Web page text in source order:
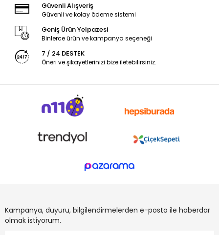
Güvenli Alışveriş
Güvenli ve kolay ödeme sistemi
Geniş Ürün Yelpazesi
Binlerce ürün ve kampanya seçeneği
7 / 24 DESTEK
Öneri ve şikayetlerinizi bize iletebilirsiniz.
Kampanya, duyuru, bilgilendirmelerden e-posta ile haberdar
olmak istiyorum.